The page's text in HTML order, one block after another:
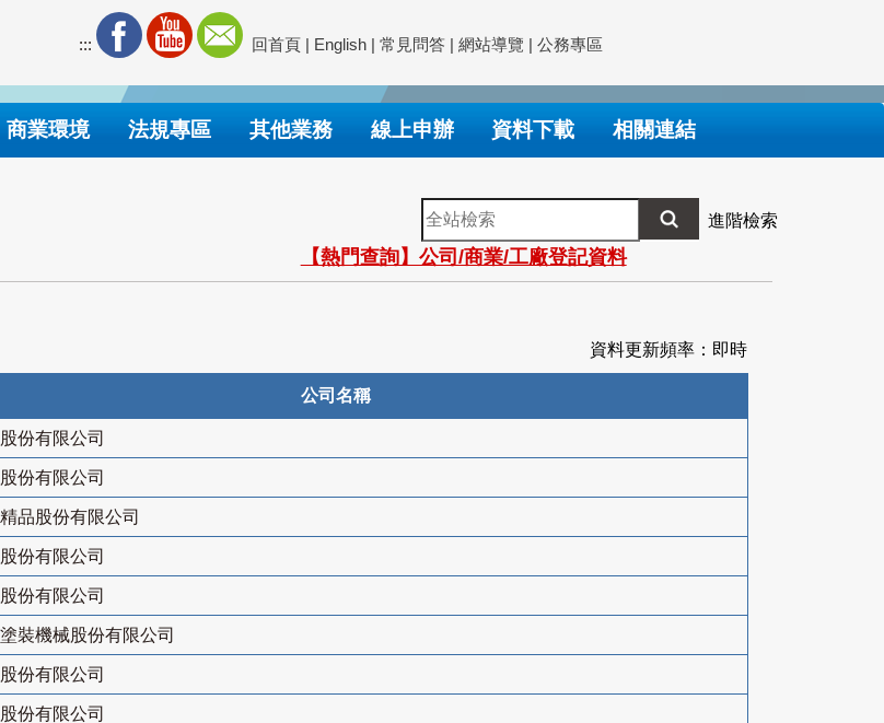
::: 回首頁 | English | 常見問答 | 網站導覽 | 公務專區
商業環境 法規專區 其他業務 線上申辦 資料下載 相關連結
全
站
檢
索
進階檢索
【熱門查詢】公司/商業/工廠登記資料
資料更新頻率：即時
公司名稱
份有限公司
份有限公司
品股份有限公司
份有限公司
份有限公司
裝機械股份有限公司
份有限公司
份有限公司